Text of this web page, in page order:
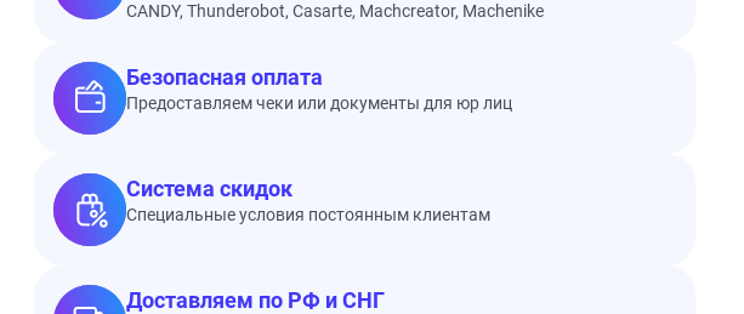
CANDY, Thunderobot, Casarte, Machcreator, Machenike
Безопасная оплата
Предоставляем чеки или документы для юр лиц
Система скидок
Специальные условия постоянным клиентам
Доставляем по РФ и СНГ